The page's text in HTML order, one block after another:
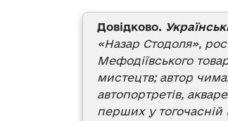
Довідково.
«Назар Стодоля»,
Мефодіївського
мистецтв; автор
автопортретів,
перших у тогочасній